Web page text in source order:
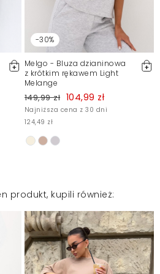
zarówno pozytywne, jak i
znajdziesz w naszym
Zgłoś nielegalną treść
-30%
Melgo - Bluza dzianinowa
z krótkim rękawem Light
Melange
149,99 zł 104,99 zł
Najniższa cena z 30 dni
124,49 zł
produkt, kupili również: